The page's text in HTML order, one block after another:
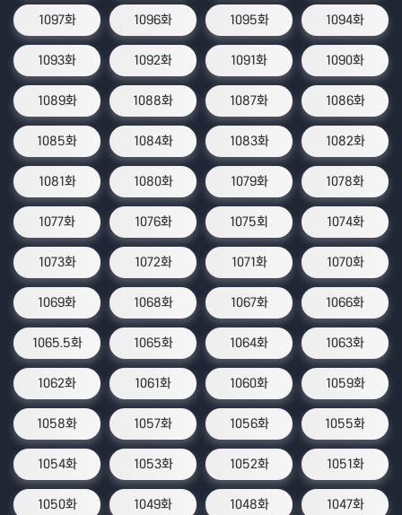
1097화 1096화 1095화 1094화
1093화 1092화 1091화 1090화
1089화 1088화 1087화 1086화
1085화 1084화 1083화 1082화
1081화 1080화 1079화 1078화
1077화 1076화 1075회 1074화
1073화 1072화 1071화 1070화
1069화 1068화 1067화 1066화
1065.5화 1065화 1064화 1063화
1062화 1061화 1060화 1059화
1058화 1057화 1056화 1055화
1054화 1053화 1052화 1051화
1050화 1049화 1048화 1047화